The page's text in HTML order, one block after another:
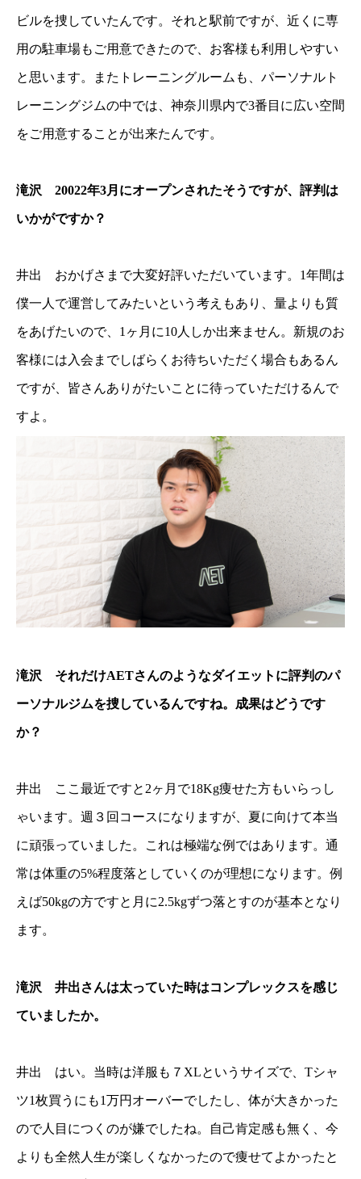
ビルを捜していたんです。それと駅前ですが、近くに専
用の駐車場もご用意できたので、お客様も利用しやすい
と思います。またトレーニングルームも、パーソナルト
レーニングジムの中では、神奈川県内で3番目に広い空間
をご用意することが出来たんです。
滝沢 20022年3月にオープンされたそうですが、評判は
いかがですか？
井出 おかげさまで大変好評いただいています。1年間は
僕一人で運営してみたいという考えもあり、量よりも質
をあげたいので、1ヶ月に10人しか出来ません。新規のお
客様には入会までしばらくお待ちいただく場合もあるん
ですが、皆さんありがたいことに待っていただけるんで
すよ。
滝沢 それだけAETさんのようなダイエットに評判のパ
ーソナルジムを捜しているんですね。成果はどうです
か？
井出 ここ最近ですと2ヶ月で18Kg痩せた方もいらっし
ゃいます。週３回コースになりますが、夏に向けて本当
に頑張っていました。これは極端な例ではあります。通
常は体重の5%程度落としていくのが理想になります。例
えば50kgの方ですと月に2.5kgずつ落とすのが基本となり
ます。
滝沢 井出さんは太っていた時はコンプレックスを感じ
ていましたか。
井出 はい。当時は洋服も７XLというサイズで、Tシャ
ツ1枚買うにも1万円オーバーでしたし、体が大きかった
ので人目につくのが嫌でしたね。自己肯定感も無く、今
よりも全然人生が楽しくなかったので痩せてよかったと